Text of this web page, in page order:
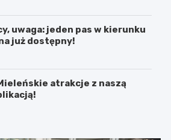
uwaga: jeden pas w kierunku
już dostępny!
atrakcje z naszą